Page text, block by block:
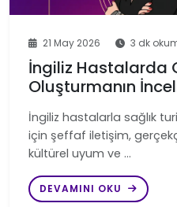
21 May 2026 3 dk
İngiliz Hastalarda
Oluşturmanın
İngiliz hastalarla sağlık
için şeffaf iletişim,
kültürel uyum ve …
DEVAMINI OKU